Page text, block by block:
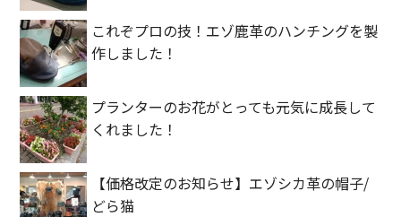
これぞプロの技！エゾ鹿革のハンチングを製
作しました！
プランターのお花がとっても元気に成長して
くれました！
【価格改定のお知らせ】エゾシカ革の帽子/
どら猫